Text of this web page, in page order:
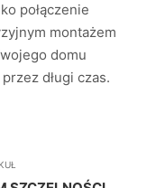
połączenie
montażem
domu
długi czas.